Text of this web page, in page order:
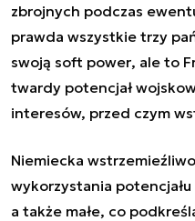
zbrojnych podczas
prawda wszystkie trzy
swoją soft power, ale to
twardy potencjał
interesów, przed czym
Niemiecka
wykorzystania
a także małe, co